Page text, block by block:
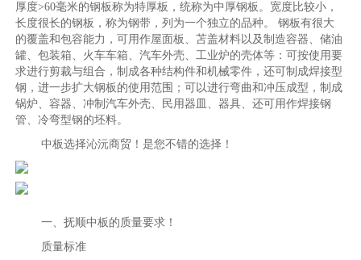
厚度>60毫米的钢板称为特厚板，统称为中厚钢板。宽度比较小，
长度很长的钢板，称为钢带，列为一个独立的品种。 钢板有很大
的覆盖和包容能力，可用作屋面板、苫盖材料以及制造容器、储油
罐、包装箱、火车车箱、汽车外壳、工业炉的壳体等：可按使用要
求进行剪裁与组合，制成各种结构件和机械零件，还可制成焊接型
钢，进一步扩大钢板的使用范围；可以进行弯曲和冲压成型，制成
锅炉、容器、冲制汽车外壳、民用器皿、器具、还可用作焊接钢
管、冷弯型钢的坯料。
中板选择沁沅商贸！是您不错的选择！
一、抚顺中板的质量要求！
质量标准